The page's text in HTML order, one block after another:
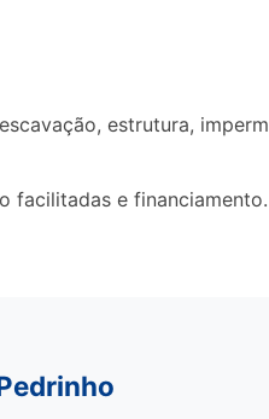
estrutura,
facilitadas e financiamento.